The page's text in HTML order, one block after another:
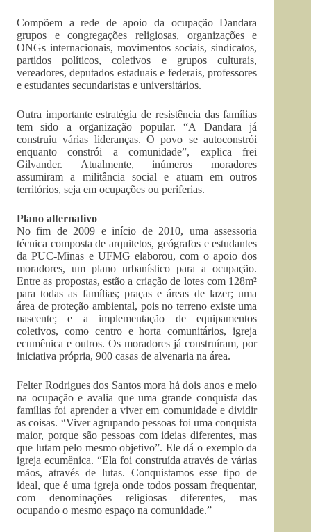
Compõem a rede de apoio da ocupação Dandara
grupos e congregações religiosas, organizações e
ONGs internacionais, movimentos sociais, sindicatos,
partidos políticos, coletivos e grupos culturais,
vereadores, deputados estaduais e federais, professores
e estudantes secundaristas e universitários.
Outra importante estratégia de resistência das famílias
tem sido a organização popular. “A Dandara já
construiu várias lideranças. O povo se autoconstrói
enquanto constrói a comunidade”, explica frei
Gilvander. Atualmente, inúmeros moradores
assumiram a militância social e atuam em outros
territórios, seja em ocupações ou periferias.
Plano alternativo
No fim de 2009 e início de 2010, uma assessoria
técnica composta de arquitetos, geógrafos e estudantes
da PUC-Minas e UFMG elaborou, com o apoio dos
moradores, um plano urbanístico para a ocupação.
Entre as propostas, estão a criação de lotes com 128m²
para todas as famílias; praças e áreas de lazer; uma
área de proteção ambiental, pois no terreno existe uma
nascente; e a implementação de equipamentos
coletivos, como centro e horta comunitários, igreja
ecumênica e outros. Os moradores já construíram, por
iniciativa própria, 900 casas de alvenaria na área.
Felter Rodrigues dos Santos mora há dois anos e meio
na ocupação e avalia que uma grande conquista das
famílias foi aprender a viver em comunidade e dividir
as coisas. “Viver agrupando pessoas foi uma conquista
maior, porque são pessoas com ideias diferentes, mas
que lutam pelo mesmo objetivo”. Ele dá o exemplo da
igreja ecumênica. “Ela foi construída através de várias
mãos, através de lutas. Conquistamos esse tipo de
ideal, que é uma igreja onde todos possam frequentar,
com denominações religiosas diferentes, mas
ocupando o mesmo espaço na comunidade.”